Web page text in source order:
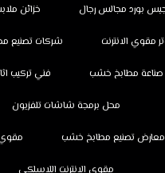
بورد مجالس رجال خزائن
مقوي الانترنت شركات تصنيع
صناعة مطابخ خشب فني تركيب
محل برمجة شاشات تلفزيون
معارض تصنيع مطابخ خشب مقوي